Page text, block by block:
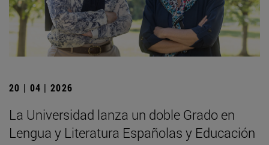
20 | 04 | 2026
La Universidad lanza un doble Grado en
Lengua y Literatura Españolas y Educación